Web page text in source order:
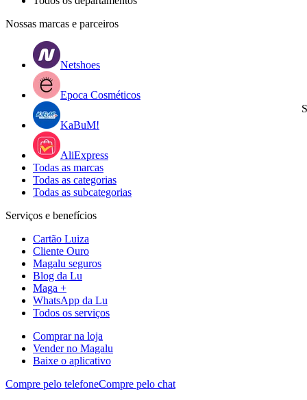
Nossas marcas e parceiros
Netshoes
Epoca Cosméticos
KaBuM!
AliExpress
Todas as marcas
Todas as categorias
Todas as subcategorias
Serviços e benefícios
Cartão Luiza
Cliente Ouro
Magalu seguros
Blog da Lu
Maga +
WhatsApp da Lu
Todos os serviços
Comprar na loja
Vender no Magalu
Baixe o aplicativo
Compre pelo telefoneCompre pelo chat